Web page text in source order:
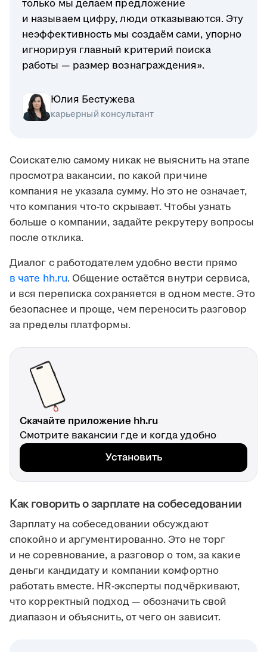
только мы делаем предложение
и называем цифру, люди отказываются. Эту
неэффективность мы создаём сами, упорно
игнорируя главный критерий поиска
работы — размер вознаграждения».
Юлия Бестужева
карьерный консультант
Соискателю самому никак не выяснить на этапе
просмотра вакансии, по какой причине
компания не указала сумму. Но это не означает,
что компания что-то скрывает. Чтобы узнать
больше о компании, задайте рекрутеру вопросы
после отклика.
Диалог с работодателем удобно вести прямо
в чате hh.ru. Общение остаётся внутри сервиса,
и вся переписка сохраняется в одном месте. Это
безопаснее и проще, чем переносить разговор
за пределы платформы.
Скачайте приложение hh.ru
Смотрите вакансии где и когда удобно
Установить
Как говорить о зарплате на собеседовании
Зарплату на собеседовании обсуждают
спокойно и аргументированно. Это не торг
и не соревнование, а разговор о том, за какие
деньги кандидату и компании комфортно
работать вместе. HR-эксперты подчёркивают,
что корректный подход — обозначить свой
диапазон и объяснить, от чего он зависит.